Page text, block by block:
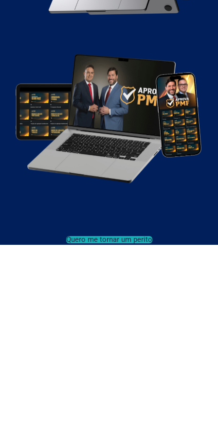
Quero me tornar um perito